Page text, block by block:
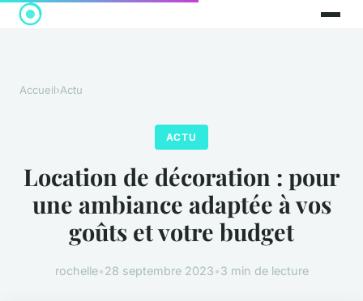
Accueil›Actu
ACTU
Location de décoration : pour
une ambiance adaptée à vos
goûts et votre budget
rochelle•28 septembre 2023•3 min de lecture